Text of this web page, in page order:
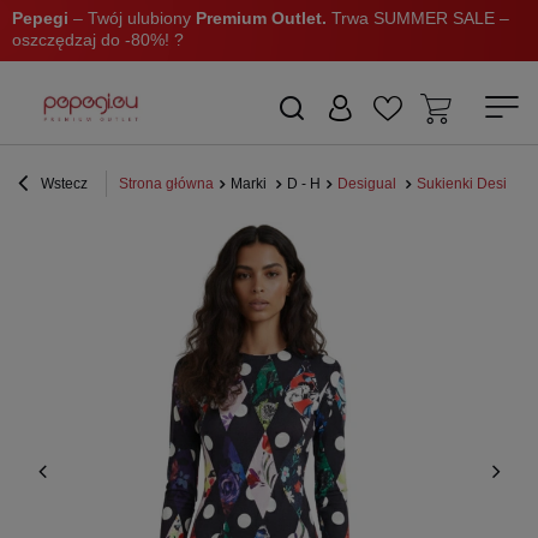
Pepegi – Twój ulubiony Premium Outlet. Trwa SUMMER SALE –
oszczędzaj do -80%! ?
Wstecz Strona główna Marki D - H Desigual Sukienki Desigual